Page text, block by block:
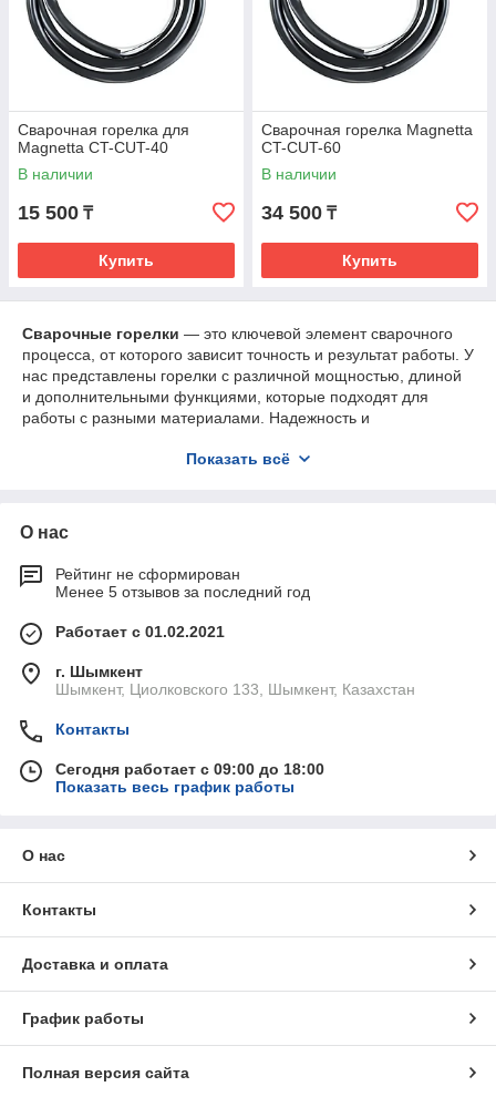
Сварочная горелка для
Magnetta CT-CUT-40
В наличии
15 500 ₸
Купить
Сварочная горелка Magnetta
CT-CUT-60
В наличии
34 500 ₸
Купить
Сварочные горелки — это ключевой элемент сварочного
процесса, от которого зависит точность и результат работы. У
нас представлены горелки с различной мощностью, длиной
и дополнительными функциями, которые подходят для
работы с разными материалами. Надежность и
справиться с любыми сварочными задачами.
Показать всё
О нас
Рейтинг не сформирован
Менее 5 отзывов за последний год
Работает с 01.02.2021
г. Шымкент
Шымкент, Циолковского 133, Шымкент, Казахстан
Контакты
Сегодня работает с 09:00 до 18:00
Показать весь график работы
О нас
Контакты
Доставка и оплата
График работы
Полная версия сайта